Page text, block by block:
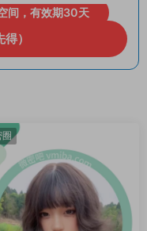
间，有效期30天
）
圈